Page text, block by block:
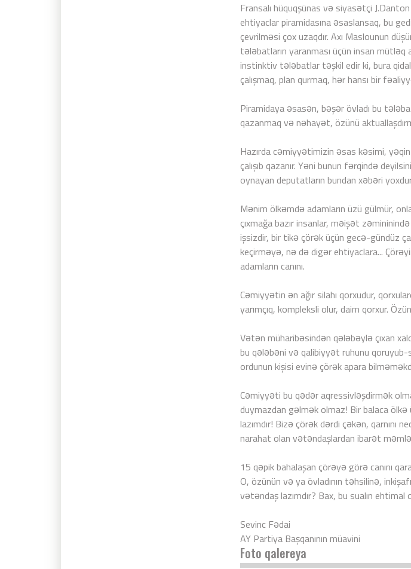
Fransalı hüquqşünas və siyasətçi
ehtiyaclar piramidasına əsaslansaq, bu
çevrilməsi çox uzaqdır. Axı Maslounun
tələbatların yaranması üçün insan
instinktiv tələbatlar təşkil edir ki, bura
çalışmaq, plan qurmaq, hər hansı bir
Piramidaya əsasən, bəşər övladı bu
qazanmaq və nəhayət, özünü
Hazırda cəmiyyətimizin əsas kəsimi,
çalışıb qazanır. Yəni bunun fərqində
oynayan deputatların bundan xəbəri
Mənim ölkəmdə adamların üzü gülmür,
çıxmağa bazır insanlar, məişət
işsizdir, bir tikə çörək üçün gecə-gündüz
keçirməyə, nə də digər ehtiyaclara...
adamların canını.
Cəmiyyətin ən ağır silahı qorxudur,
yarımçıq, kompleksli olur, daim qorxur.
Vətən müharibəsindən qələbəylə çıxan
bu qələbəni və qalibiyyət ruhunu qoruyub-
ordunun kişisi evinə çörək apara
Cəmiyyəti bu qədər aqressivləşdirmək
duymazdan gəlmək olmaz! Bir balaca ölkə
lazımdır! Bizə çörək dərdi çəkən, qarnını
narahat olan vətəndaşlardan ibarət
15 qəpik bahalaşan çörəyə görə canını
O, özünün və ya övladının təhsilinə,
vətəndaş lazımdır? Bax, bu sualın ehtimal
Sevinc Fədai
AY Partiya Başqanının müavini
Foto qalereya